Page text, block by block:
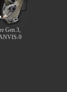
Gen.3,
9